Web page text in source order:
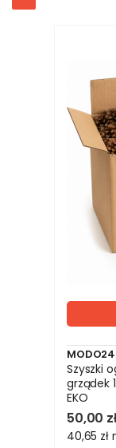
MODO24
Szyszki
grządek
EKO
50,00
40,65 zł